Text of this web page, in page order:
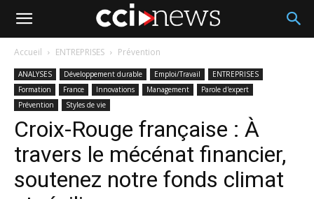
Accueil ENTREPRISES Prévention
ANALYSES Développement durable Emploi/Travail
ENTREPRISES
Formation
France Innovations Management
Parole d'expert
Prévention
Styles de vie
Croix-Rouge française : À
travers le mécénat financier,
soutenez notre fonds climat